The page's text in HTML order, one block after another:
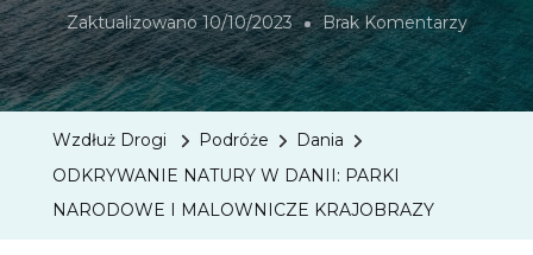
Zaktualizowano10/10/2023 Brak KomentarzyDo
Wzdłuż Drogi Podróże
Dania
ODKRYWANIE NATURY W DANII: PARKI
NARODOWE I MALOWNICZE KRAJOBRAZY